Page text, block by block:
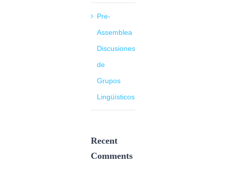
Pre-
Assemblea
Discusiones
de
Grupos
Lingüísticos
Recent
Comments